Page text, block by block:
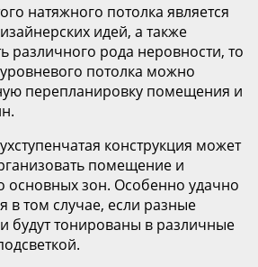
натяжного потолка является
идей, а также
различного рода неровности, то
потолка можно
перепланировку помещения и
конструкция может
помещение и
основных зон. Особенно удачно
в том случае, если разные
будут тонированы в различные